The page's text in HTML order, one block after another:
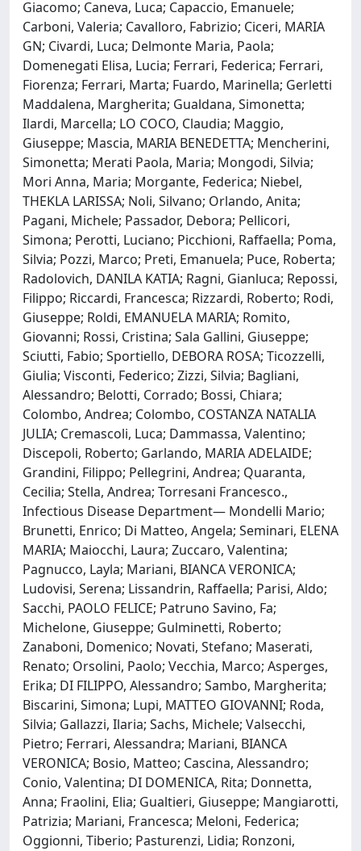
Giacomo; Caneva, Luca; Capaccio, Emanuele;
Carboni, Valeria; Cavalloro, Fabrizio; Ciceri, MARIA
GN; Civardi, Luca; Delmonte Maria, Paola;
Domenegati Elisa, Lucia; Ferrari, Federica; Ferrari,
Fiorenza; Ferrari, Marta; Fuardo, Marinella; Gerletti
Maddalena, Margherita; Gualdana, Simonetta;
Ilardi, Marcella; LO COCO, Claudia; Maggio,
Giuseppe; Mascia, MARIA BENEDETTA; Mencherini,
Simonetta; Merati Paola, Maria; Mongodi, Silvia;
Mori Anna, Maria; Morgante, Federica; Niebel,
THEKLA LARISSA; Noli, Silvano; Orlando, Anita;
Pagani, Michele; Passador, Debora; Pellicori,
Simona; Perotti, Luciano; Picchioni, Raffaella; Poma,
Silvia; Pozzi, Marco; Preti, Emanuela; Puce, Roberta;
Radolovich, DANILA KATIA; Ragni, Gianluca; Repossi,
Filippo; Riccardi, Francesca; Rizzardi, Roberto; Rodi,
Giuseppe; Roldi, EMANUELA MARIA; Romito,
Giovanni; Rossi, Cristina; Sala Gallini, Giuseppe;
Sciutti, Fabio; Sportiello, DEBORA ROSA; Ticozzelli,
Giulia; Visconti, Federico; Zizzi, Silvia; Bagliani,
Alessandro; Belotti, Corrado; Bossi, Chiara;
Colombo, Andrea; Colombo, COSTANZA NATALIA
JULIA; Cremascoli, Luca; Dammassa, Valentino;
Discepoli, Roberto; Garlando, MARIA ADELAIDE;
Grandini, Filippo; Pellegrini, Andrea; Quaranta,
Cecilia; Stella, Andrea; Torresani Francesco.,
Infectious Disease Department— Mondelli Mario;
Brunetti, Enrico; Di Matteo, Angela; Seminari, ELENA
MARIA; Maiocchi, Laura; Zuccaro, Valentina;
Pagnucco, Layla; Mariani, BIANCA VERONICA;
Ludovisi, Serena; Lissandrin, Raffaella; Parisi, Aldo;
Sacchi, PAOLO FELICE; Patruno Savino, Fa;
Michelone, Giuseppe; Gulminetti, Roberto;
Zanaboni, Domenico; Novati, Stefano; Maserati,
Renato; Orsolini, Paolo; Vecchia, Marco; Asperges,
Erika; DI FILIPPO, Alessandro; Sambo, Margherita;
Biscarini, Simona; Lupi, MATTEO GIOVANNI; Roda,
Silvia; Gallazzi, Ilaria; Sachs, Michele; Valsecchi,
Pietro; Ferrari, Alessandra; Mariani, BIANCA
VERONICA; Bosio, Matteo; Cascina, Alessandro;
Conio, Valentina; DI DOMENICA, Rita; Donnetta,
Anna; Fraolini, Elia; Gualtieri, Giuseppe; Mangiarotti,
Patrizia; Mariani, Francesca; Meloni, Federica;
Oggionni, Tiberio; Pasturenzi, Lidia; Ronzoni,